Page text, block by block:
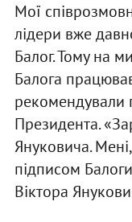
Мої
лідери вже
Балог. Тому на
Балога
рекомендували
Президента.
Януковича.
підписом
Віктора